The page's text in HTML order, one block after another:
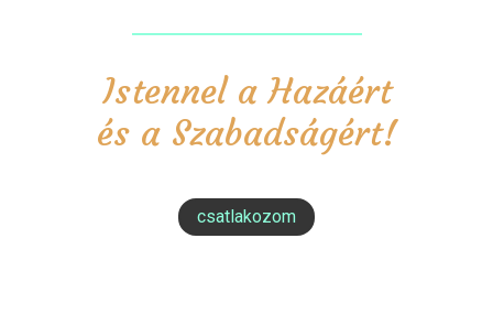
Istennel a Hazáért
és a Szabadságért!
csatlakozom